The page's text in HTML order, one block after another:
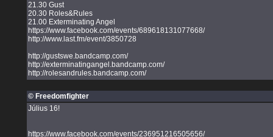
21.30 Gust
20.30 Roles&Rules
21.00 Exterminating Angel
https://www.facebook.com/events/689618131077668/
http://www.last.fm/event/3850728
http://gustswe.bandcamp.com/
http://exterminatingangel.bandcamp.com/
http://rolesandrules.bandcamp.com/
© Freedomfighter
Július 16!
https://www.facebook.com/events/236951216505656/